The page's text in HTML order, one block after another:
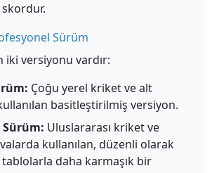
Sürüm
iki versiyonu vardır:
Çoğu yerel kriket ve alt
basitleştirilmiş versiyon.
Sürüm: Uluslararası kriket ve
kullanılan, düzenli olarak
daha karmaşık bir